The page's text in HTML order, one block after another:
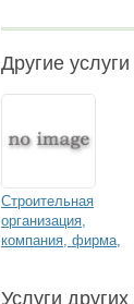
Другие
Строительная
организация,
компания, фирма,
магазинов, офисов,
Услуги